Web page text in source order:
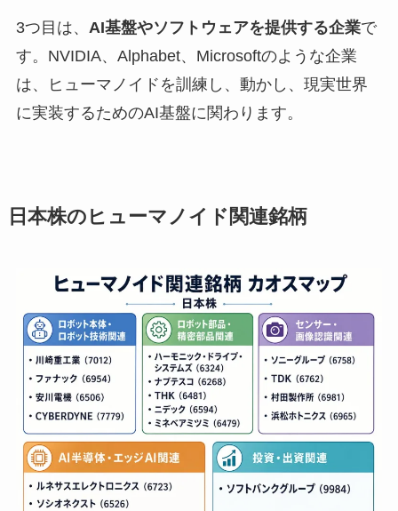
3つ目は、 AI基盤やソフトウェアを提供する企業で
す。NVIDIA、Alphabet、Microsoftのような企業
は、ヒューマノイドを訓練し、動かし、現実世界
に実装するためのAI基盤に関わります。
日本株のヒューマノイド関連銘柄